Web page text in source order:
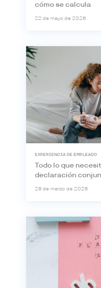
cómo se calcula
22 de mayo de 2026
EXPERIENCIA DE EMPLEADO
Todo lo que
declaración
28 de marzo de 2026